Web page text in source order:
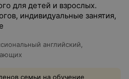
для детей и взрослых.
индивидуальные занятия,
английский
семьи на обучение